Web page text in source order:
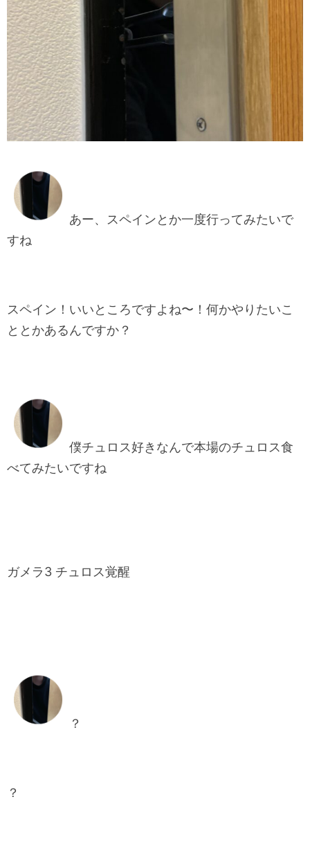
あー、スペインとか一度行ってみたいで
すね
スペイン！いいところですよね〜！何かやりたいこ
ととかあるんですか？
僕チュロス好きなんで本場のチュロス食
べてみたいですね
ガメラ3 チュロス覚醒
？
？